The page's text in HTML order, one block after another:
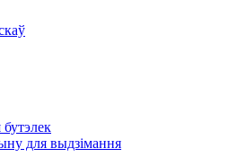
для выдзімання